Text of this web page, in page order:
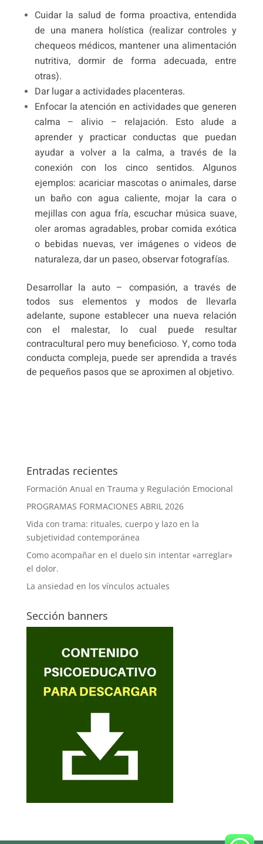
Cuidar la salud de forma proactiva, entendida
de una manera holística (realizar controles y
chequeos médicos, mantener una alimentación
nutritiva, dormir de forma adecuada, entre
otras).
Dar lugar a actividades placenteras.
Enfocar la atención en actividades que generen
calma – alivio – relajación. Esto alude a
aprender y practicar conductas que puedan
ayudar a volver a la calma, a través de la
conexión con los cinco sentidos. Algunos
ejemplos: acariciar mascotas o animales, darse
un baño con agua caliente, mojar la cara o
mejillas con agua fría, escuchar música suave,
oler aromas agradables, probar comida exótica
o bebidas nuevas, ver imágenes o videos de
naturaleza, dar un paseo, observar fotografías.
Desarrollar la auto – compasión, a través de
todos sus elementos y modos de llevarla
adelante, supone establecer una nueva relación
con el malestar, lo cual puede resultar
contracultural pero muy beneficioso. Y, como toda
conducta compleja, puede ser aprendida a través
de pequeños pasos que se aproximen al objetivo.
Entradas recientes
Formación Anual en Trauma y Regulación Emocional
PROGRAMAS FORMACIONES ABRIL 2026
Vida con trama: rituales, cuerpo y lazo en la
subjetividad contemporánea
Como acompañar en el duelo sin intentar «arreglar»
el dolor.
La ansiedad en los vínculos actuales
Sección banners